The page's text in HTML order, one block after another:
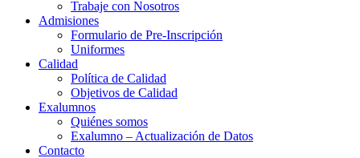
Trabaje con Nosotros
Admisiones
Formulario de Pre-Inscripción
Uniformes
Calidad
Política de Calidad
Objetivos de Calidad
Exalumnos
Quiénes somos
Exalumno – Actualización de Datos
Contacto